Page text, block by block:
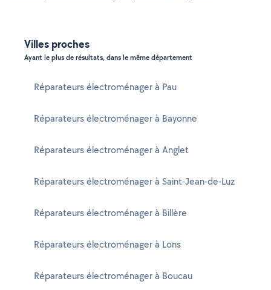
Villes proches
Ayant le plus de résultats, dans le même département
Réparateurs électroménager à Pau
Réparateurs électroménager à Bayonne
Réparateurs électroménager à Anglet
Réparateurs électroménager à Saint-Jean-de-Luz
Réparateurs électroménager à Billère
Réparateurs électroménager à Lons
Réparateurs électroménager à Boucau